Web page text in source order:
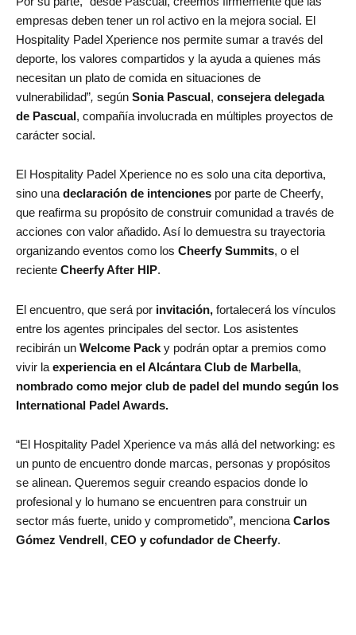
empresas deben tener un rol activo en la mejora social. El
Hospitality Padel Xperience nos permite sumar a través del
deporte, los valores compartidos y la ayuda a quienes más
necesitan un plato de comida en situaciones de
vulnerabilidad”, según Sonia Pascual , consejera delegada
de Pascual , compañía involucrada en múltiples proyectos de
carácter social.
El Hospitality Padel Xperience no es solo una cita deportiva,
sino una declaración de intenciones por parte de Cheerfy,
que reafirma su propósito de construir comunidad a través de
acciones con valor añadido. Así lo demuestra su trayectoria
organizando eventos como los Cheerfy Summits, o el
reciente Cheerfy After HIP.
El encuentro, que será por invitación, fortalecerá los vínculos
entre los agentes principales del sector. Los asistentes
recibirán un Welcome Pack y podrán optar a premios como
vivir la experiencia en el Alcántara Club de Marbella,
nombrado como mejor club de padel del mundo según los
International Padel Awards.
“El Hospitality Padel Xperience va más allá del networking: es
un punto de encuentro donde marcas, personas y propósitos
se alinean. Queremos seguir creando espacios donde lo
profesional y lo humano se encuentren para construir un
sector más fuerte, unido y comprometido”, mencionaCarlos
Gómez Vendrell , CEO y cofundador de Cheerfy.